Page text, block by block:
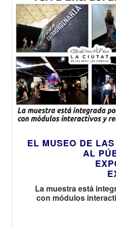
EL MUSEO DE
AL
La muestra está
con módulos